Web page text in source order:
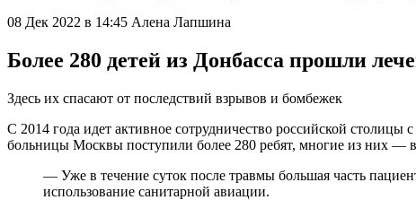
08 Дек 2022 в 14:45 Алена Лапшина
Более 280 детей из Донбасса прошли
Здесь их спасают от последствий взрывов и бомбежек
С 2014 года идет активное сотрудничество российской
больницы Москвы поступили более 280 ребят, многие из них
— Уже в течение суток после травмы большая часть
использование санитарной авиации.